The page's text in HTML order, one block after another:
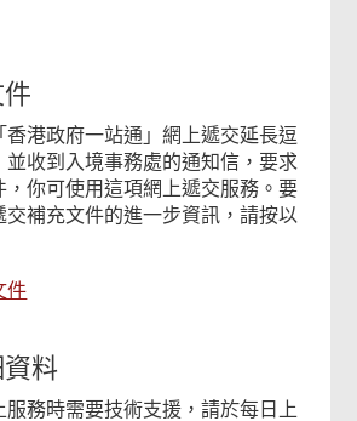
香港政府一站通」網上遞交延長逗
並收到入境事務處的通知信，要求
，你可使用這項網上遞交服務。要
交補充文件的進一步資訊，請按以
件
料
服務時需要技術支援，請於每日上